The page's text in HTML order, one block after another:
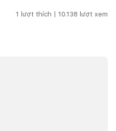
1 lượt thích | 10.138 lượt xem